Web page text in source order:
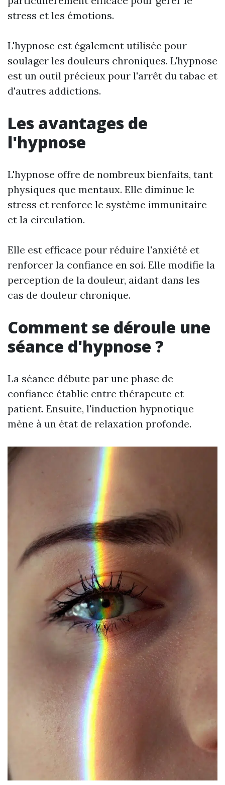
stress et les émotions.
L'hypnose est également utilisée pour
soulager les douleurs chroniques. L'hypnose
est un outil précieux pour l'arrêt du tabac et
d'autres addictions.
Les avantages de
l'hypnose
L'hypnose offre de nombreux bienfaits, tant
physiques que mentaux. Elle diminue le
stress et renforce le système immunitaire
et la circulation.
Elle est efficace pour réduire l'anxiété et
renforcer la confiance en soi. Elle modifie la
perception de la douleur, aidant dans les
cas de douleur chronique.
Comment se déroule une
séance d'hypnose ?
La séance débute par une phase de
confiance établie entre thérapeute et
patient. Ensuite, l'induction hypnotique
mène à un état de relaxation profonde.